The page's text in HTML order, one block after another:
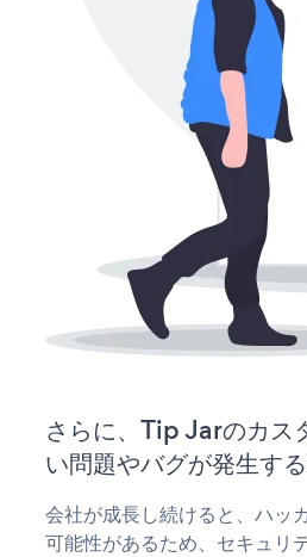
さらに、Tip Jarのカス
い問題やバグが発生す
会社が成長し続けると、ハッ
可能性があるため、セキュリ